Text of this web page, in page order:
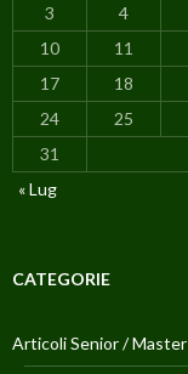
3
4
10
11
17
18
24
25
31
« Lug
CATEGORIE
Articoli Senior / Master